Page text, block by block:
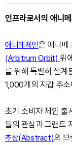
인프라로서의 애니
애니메체인은 애니메
(Arbitrum Orbit)위
를 위해 특별히 설
1,000개의 지갑 주
초기 소비자 체인
들의 관심과 그랜트
추상(Abstract)의